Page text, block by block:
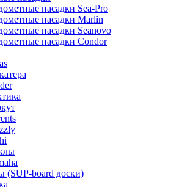
насадки Sea-Pro
насадки Marlin
насадки Seanovo
насадки Condor
(SUP-board доски)